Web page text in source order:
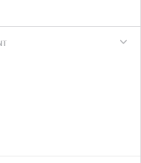
expand_more